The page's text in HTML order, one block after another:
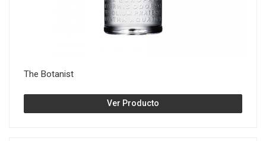
The Botanist
Ver Producto